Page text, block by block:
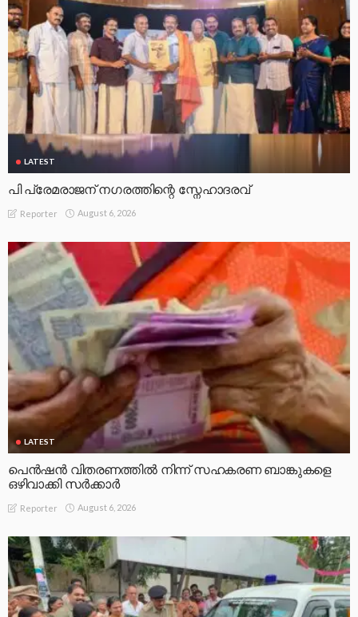
LATEST
പി പ്രേമരാജന് നഗരത്തിന്റെ സ്നേഹാദരവ്
Reporter August 6, 2026
LATEST
പെൻഷൻ വിതരണത്തിൽ നിന്ന് സഹകരണ ബാങ്കുകളെ
ഒഴിവാക്കി സർക്കാർ
Reporter August 6, 2026